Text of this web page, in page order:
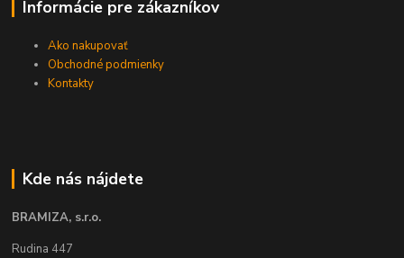
Informácie pre zákazníkov
Ako nakupovať
Obchodné podmienky
Kontakty
Kde nás nájdete
BRAMIZA, s.r.o.
Rudina 447